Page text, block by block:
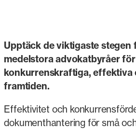
Upptäck de viktigaste stegen
medelstora advokatbyråer
konkurrenskraftiga, effektiva
framtiden.
Effektivitet och
dokumenthantering för små